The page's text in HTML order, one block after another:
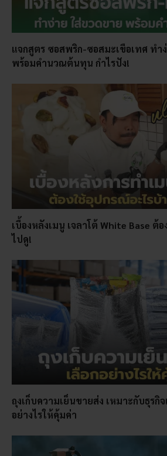
แจกสูตร ซอสพริก-ซอสมะเขือเทศ ทำ
พร้อมคำนวณต้นทุน กำไรปัง!
เบื้องหลังเมนู เจลาโต้ White Base ต้
ไปดู!
ถุงเก็บความเย็นขายส่ง เหมาะกับธุรกิ
อย่างไรให้คุ้มค่า